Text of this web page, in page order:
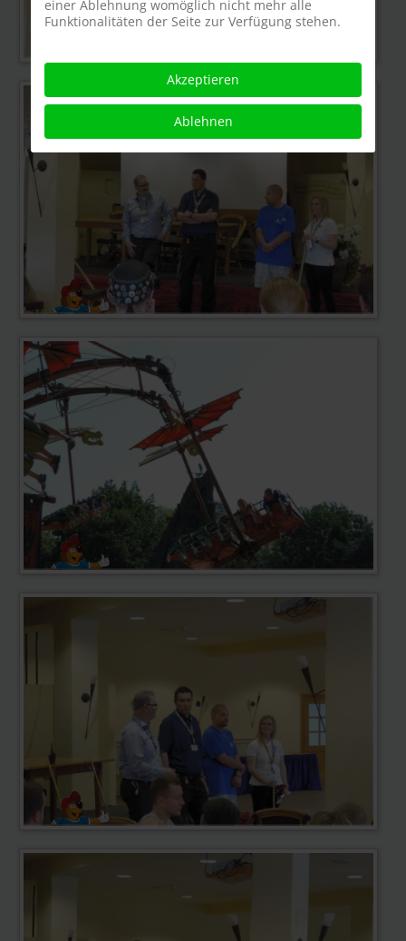
einer Ablehnung womöglich nicht mehr alle
Funktionalitäten der Seite zur Verfügung stehen.
Akzeptieren
Ablehnen